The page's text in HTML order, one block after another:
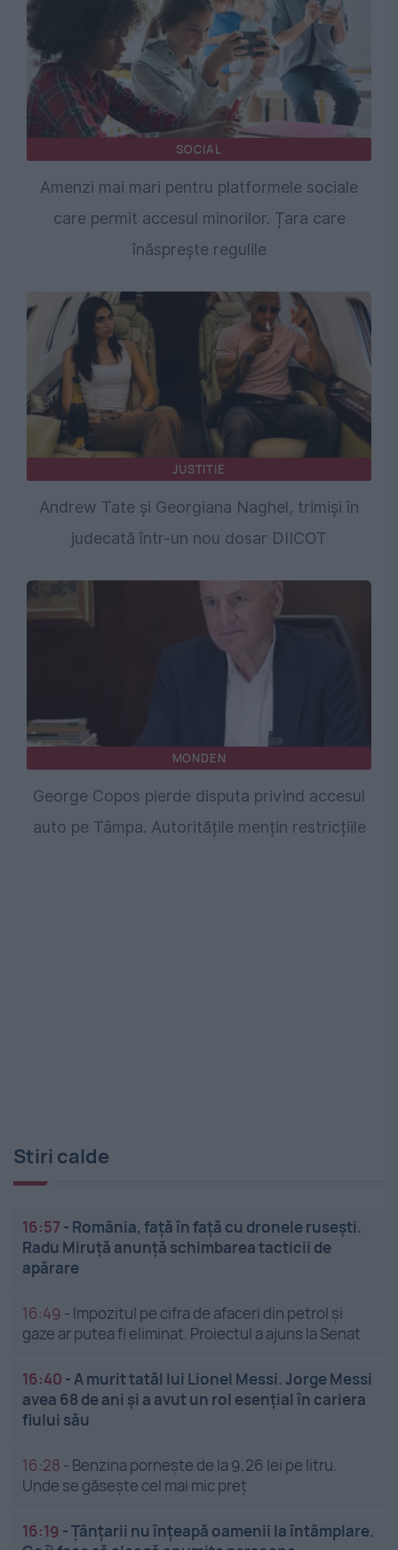
SOCIAL
Amenzi mai mari pentru platformele sociale
care permit accesul minorilor. Țara care
înăsprește regulile
JUSTITIE
Andrew Tate și Georgiana Naghel, trimiși în
judecată într-un nou dosar DIICOT
MONDEN
George Copos pierde disputa privind accesul
auto pe Tâmpa. Autoritățile mențin restricțiile
Stiri calde
16:57 - România, față în față cu dronele rusești.
Radu Miruță anunță schimbarea tacticii de
apărare
16:49 - Impozitul pe cifra de afaceri din petrol și
gaze ar putea fi eliminat. Proiectul a ajuns la Senat
16:40 -A murit tatăl lui Lionel Messi. Jorge Messi
avea 68 de ani și a avut un rol esențial în cariera
fiului său
16:28 - Benzina pornește de la 9,26 lei pe litru.
Unde se găsește cel mai mic preț
16:19 -Țânțarii nu înțeapă oamenii la întâmplare.